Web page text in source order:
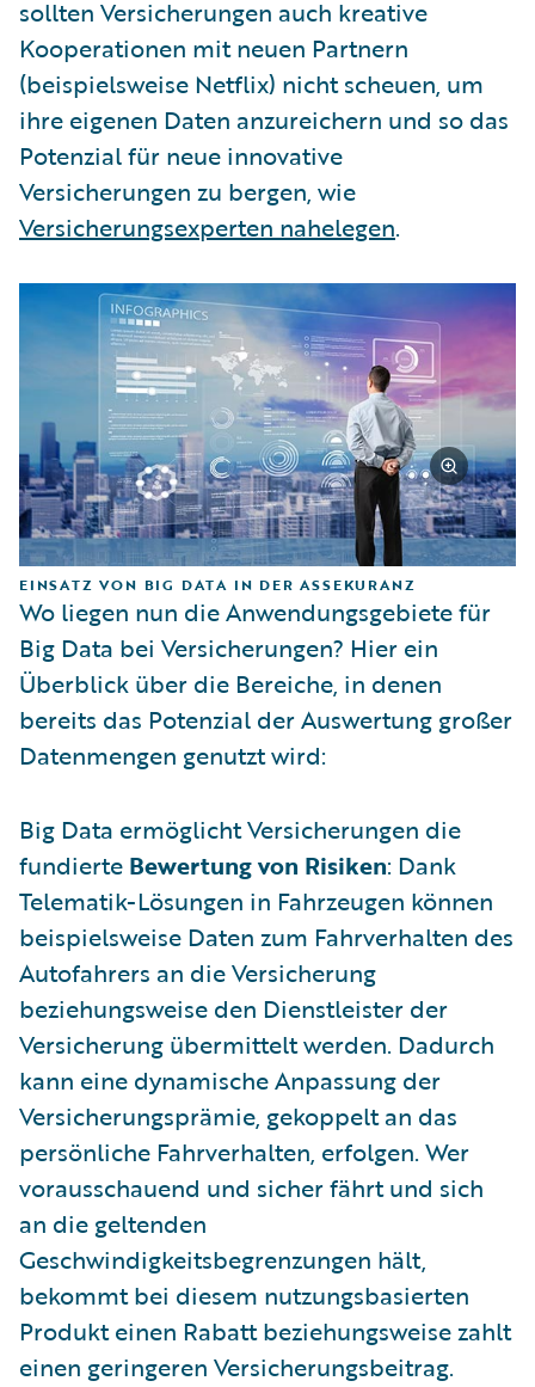
sollten Versicherungen auch kreative
Kooperationen mit neuen Partnern
(beispielsweise Netflix) nicht scheuen, um
ihre eigenen Daten anzureichern und so das
Potenzial für neue innovative
Versicherungen zu bergen, wie
Versicherungsexperten nahelegen.
EINSATZ VON BIG DATA IN DER ASSEKURANZ
Wo liegen nun die Anwendungsgebiete für
Big Data bei Versicherungen? Hier ein
Überblick über die Bereiche, in denen
bereits das Potenzial der Auswertung großer
Datenmengen genutzt wird:
Big Data ermöglicht Versicherungen die
fundierte Bewertung von Risiken: Dank
Telematik-Lösungen in Fahrzeugen können
beispielsweise Daten zum Fahrverhalten des
Autofahrers an die Versicherung
beziehungsweise den Dienstleister der
Versicherung übermittelt werden. Dadurch
kann eine dynamische Anpassung der
Versicherungsprämie, gekoppelt an das
persönliche Fahrverhalten, erfolgen. Wer
vorausschauend und sicher fährt und sich
an die geltenden
Geschwindigkeitsbegrenzungen hält,
bekommt bei diesem nutzungsbasierten
Produkt einen Rabatt beziehungsweise zahlt
einen geringeren Versicherungsbeitrag.